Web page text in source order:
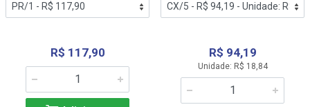
R$ 117,90 R$ 94,19
Unidade: R$ 18,84